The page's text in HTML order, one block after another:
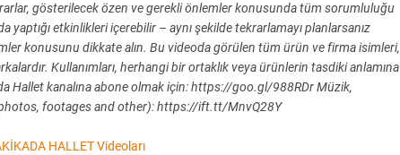
gösterilecek özen ve gerekli önlemler konusunda tüm sorumluluğu
etkinlikleri içerebilir – aynı şekilde tekrarlamayı planlarsanız
konusunu dikkate alın. Bu videoda görülen tüm ürün ve firma isimleri,
Kullanımları, herhangi bir ortaklık veya ürünlerin tasdiki anlamına
Hallet kanalına abone olmak için: https://goo.gl/988RDr Müzik,
footages and other): https://ift.tt/MnvQ28Y
HALLET Videoları